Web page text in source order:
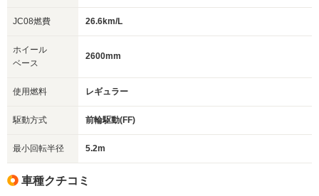
JC08燃費 26.6km/L
ホイール
ベース
2600mm
使用燃料 レギュラー
駆動方式 前輪駆動(FF)
最小回転半径 5.2m
車種クチコミ